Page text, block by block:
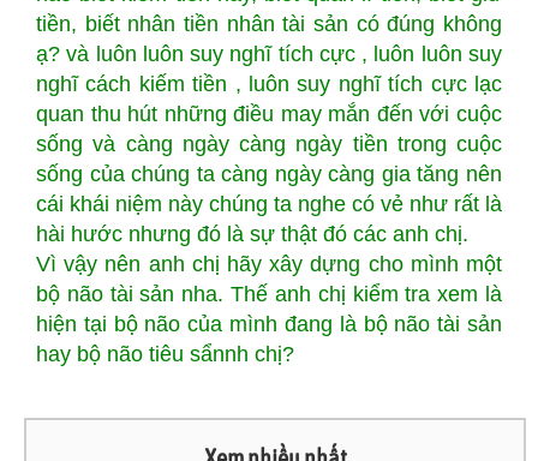
tiền, biết nhân tiền nhân tài sản có đúng không
ạ? và luôn luôn suy nghĩ tích cực , luôn luôn suy
nghĩ cách kiếm tiền , luôn suy nghĩ tích cực lạc
quan thu hút những điều may mắn đến với cuộc
sống và càng ngày càng ngày tiền trong cuộc
sống của chúng ta càng ngày càng gia tăng nên
cái khái niệm này chúng ta nghe có vẻ như rất là
hài hước nhưng đó là sự thật đó các anh chị.
Vì vậy nên anh chị hãy xây dựng cho mình một
bộ não tài sản nha. Thế anh chị kiểm tra xem là
hiện tại bộ não của mình đang là bộ não tài sản
hay bộ não tiêu sẩnnh chị?